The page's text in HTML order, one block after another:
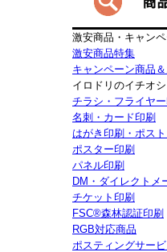
激安商品・キャン
激安商品特集
キャンペーン商品
イロドリのイチオシ
チラシ・フライヤー
名刺・カード印刷
はがき印刷・ポス
ポスター印刷
パネル印刷
DM・ダイレクトメ
チケット印刷
FSC®森林認証印刷
RGB対応商品
ポスティングサー